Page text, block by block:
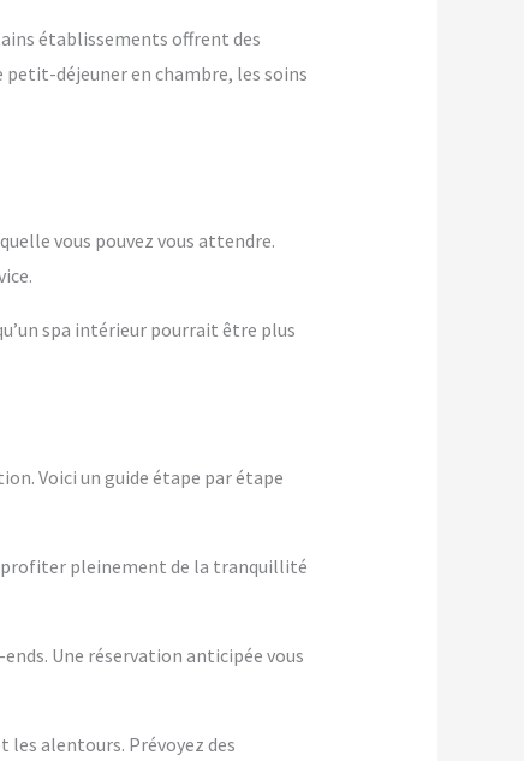
établissements offrent des
petit-déjeuner en chambre, les soins
vous pouvez vous attendre.
spa intérieur pourrait être plus
Voici un guide étape par étape
profiter pleinement de la tranquillité
Une réservation anticipée vous
les alentours. Prévoyez des